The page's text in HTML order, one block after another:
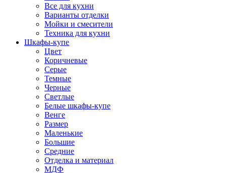
Все для кухни
Варианты отделки
Мойки и смесители
Техника для кухни
Шкафы-купе
Цвет
Коричневые
Серые
Темные
Черные
Светлые
Белые шкафы-купе
Венге
Размер
Маленькие
Большие
Средние
Отделка и материал
МДФ